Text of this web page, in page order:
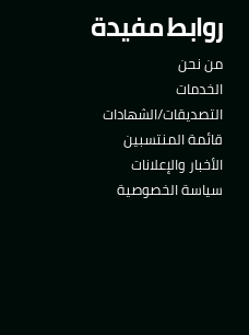
روابط مفيدة
من نحن
الخدمات
التصديقات/الشهادات
قائمة المنتسبين
الأخبار والإعلانات
سياسة الخصوصية